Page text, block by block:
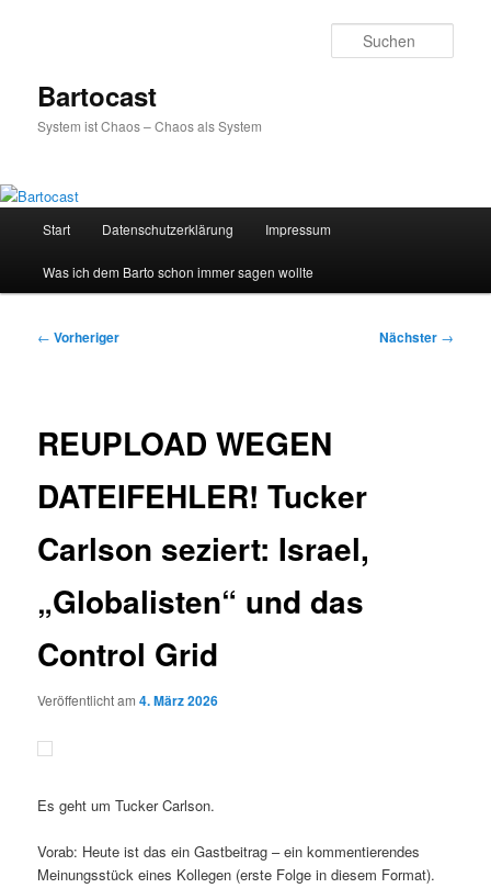
Bartocast
System ist Chaos – Chaos als System
Start Datenschutzerklärung Impressum
Was ich dem Barto schon immer sagen wollte
Beitragsnavigation
← Vorheriger Nächster →
REUPLOAD WEGEN
DATEIFEHLER! Tucker
Carlson seziert: Israel,
„Globalisten“ und das
Control Grid
Veröffentlicht am4. März 2026
Es geht um Tucker Carlson.
Vorab: Heute ist das ein Gastbeitrag – ein kommentierendes
Meinungsstück eines Kollegen (erste Folge in diesem Format).